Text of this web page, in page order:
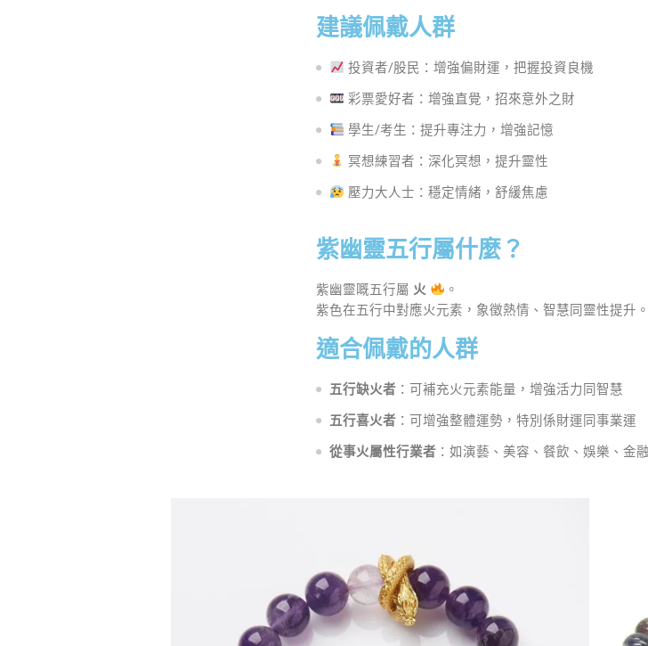
建議佩戴人群
投資者/股民：增強偏財運，把握投資良機
彩票愛好者：增強直覺，招來意外之財
學生/考生：提升專注力，增強記憶
冥想練習者：深化冥想，提升靈性
壓力大人士：穩定情緒，舒緩焦慮
紫幽靈五行屬什麼？
紫幽靈嘅五行屬 火
。
紫色在五行中對應火元素，象徵熱情、智慧同靈性提升。
適合佩戴的人群
五行缺火者 ：可補充火元素能量，增強活力同智慧
五行喜火者 ：可增強整體運勢，特別係財運同事業運
從事火屬性行業者 ：如演藝、美容、餐飲、娛樂、金